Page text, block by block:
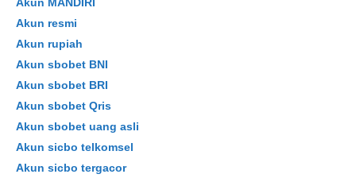
Akun resmi
Akun rupiah
Akun sbobet BNI
Akun sbobet BRI
Akun sbobet Qris
Akun sbobet uang asli
Akun sicbo telkomsel
Akun sicbo tergacor